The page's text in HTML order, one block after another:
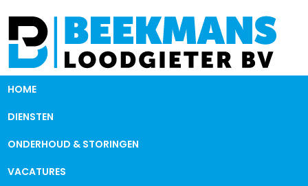
HOME
DIENSTEN
ONDERHOUD & STORINGEN
VACATURES